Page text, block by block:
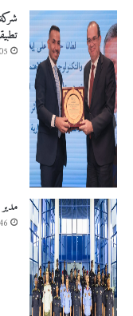
4:05
2:46